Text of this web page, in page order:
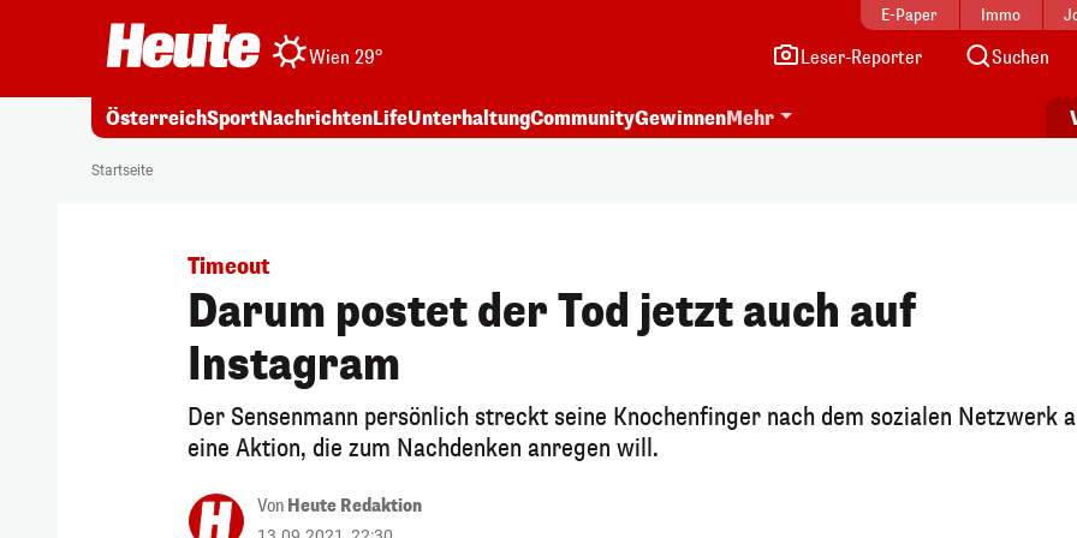
E-Paper Immo
Wien 29° Leser-Reporter Suchen
ÖsterreichSportNachrichtenLifeUnterhaltungCommunityGewinnenMehr
Startseite
Timeout
Darum postet der Tod jetzt auch auf
Instagram
Der Sensenmann persönlich streckt seine Knochenfinger nach dem sozialen Netzwerk
eine Aktion, die zum Nachdenken anregen will.
Von Heute Redaktion